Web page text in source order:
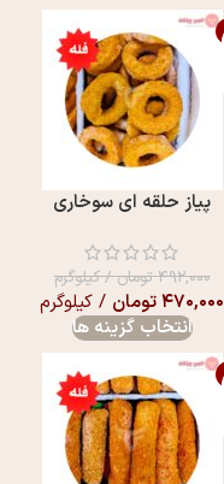
پیاز حلقه ای سوخاری
۴۹۲,۰۰۰تومان/ کیلوگرم
۴۷۰,۰۰۰تومان / کیلوگرم
انتخاب گزینه ها